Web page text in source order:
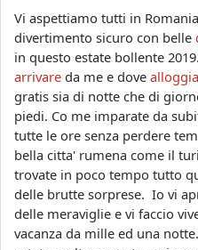
Vi aspettiamo tutti in
divertimento sicuro con belle
in questo estate bollente
arrivare da me e dove
gratis sia di notte che di
piedi. Co me imparate da
tutte le ore senza perdere
bella citta' rumena come il
trovate in poco tempo tutto
delle brutte sorprese. Io vi
delle meraviglie e vi faccio
vacanza da mille ed una